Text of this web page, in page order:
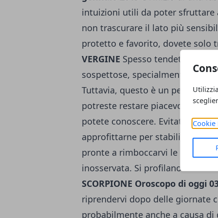
Cookie
intuizioni utili da poter sfruttare
non trascurare il lato più
protetto e favorito, dovete solo
VERGINE Spesso tendete a
sospettose, specialmente
Tuttavia, questo è un periodo
potreste restare piacevolmente
potete conoscere. Evitate i
approfittarne per stabilire nuovi
pronte a rimboccarvi le
inosservata. Si profilano
SCORPIONE Oroscopo di oggi
riprendervi dopo delle giornate
probabilmente anche a causa